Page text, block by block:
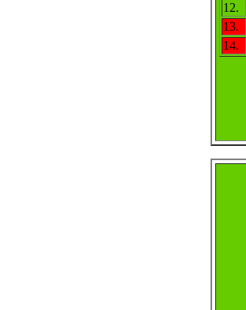
12.
13.
14.